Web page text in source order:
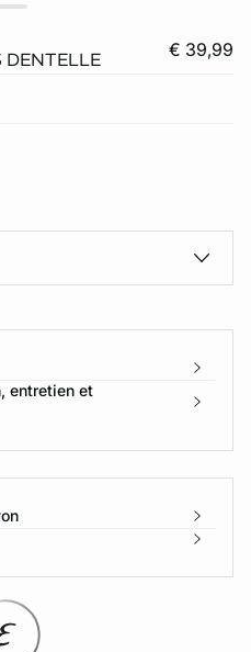
DENTELLE € 39,99
entretien et